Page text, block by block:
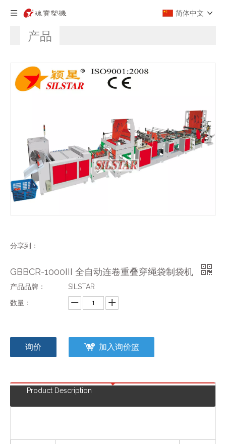
简体中文
产品
分享到：
GBBCR-1000III 全自动连卷重叠穿绳袋制袋机
产品品牌：
SILSTAR
数量：
询价 加入询价篮
Product Description